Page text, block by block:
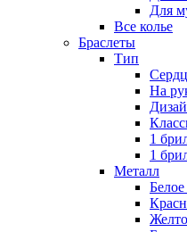
Для
Все колье
Браслеты
Тип
На
1
1
Металл
Белое